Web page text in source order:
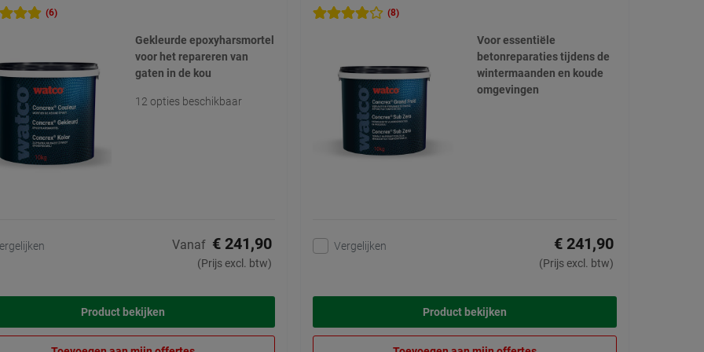
(6)
Gekleurde epoxyharsmortel
voor het repareren van
gaten in de kou
12 opties beschikbaar
Vanaf € 241,90
(Prijs excl. btw)
Product bekijken
(8)
Voor essentiële
betonreparaties tijdens de
wintermaanden en koude
omgevingen
Vergelijken € 241,90
(Prijs excl. btw)
Product bekijken